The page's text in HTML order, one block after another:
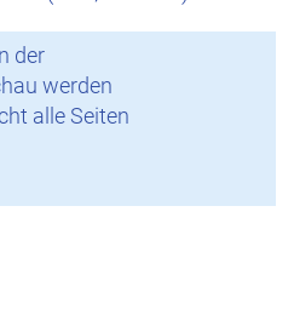
der
werden
alle Seiten